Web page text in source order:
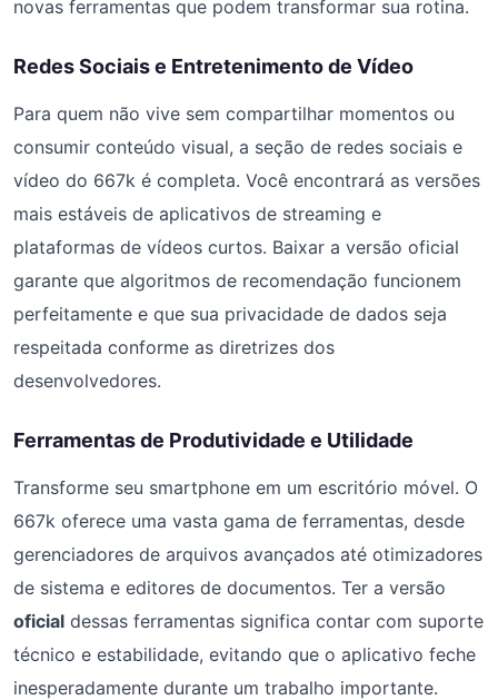
novas ferramentas que podem transformar sua rotina.
Redes Sociais e Entretenimento de Vídeo
Para quem não vive sem compartilhar momentos ou
consumir conteúdo visual, a seção de redes sociais e
vídeo do 667k é completa. Você encontrará as versões
mais estáveis de aplicativos de streaming e
plataformas de vídeos curtos. Baixar a versão oficial
garante que algoritmos de recomendação funcionem
perfeitamente e que sua privacidade de dados seja
respeitada conforme as diretrizes dos
desenvolvedores.
Ferramentas de Produtividade e Utilidade
Transforme seu smartphone em um escritório móvel. O
667k oferece uma vasta gama de ferramentas, desde
gerenciadores de arquivos avançados até otimizadores
de sistema e editores de documentos. Ter a versão
oficial dessas ferramentas significa contar com suporte
técnico e estabilidade, evitando que o aplicativo feche
inesperadamente durante um trabalho importante.